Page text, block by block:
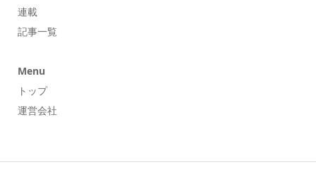
連載
記事一覧
Menu
トップ
運営会社